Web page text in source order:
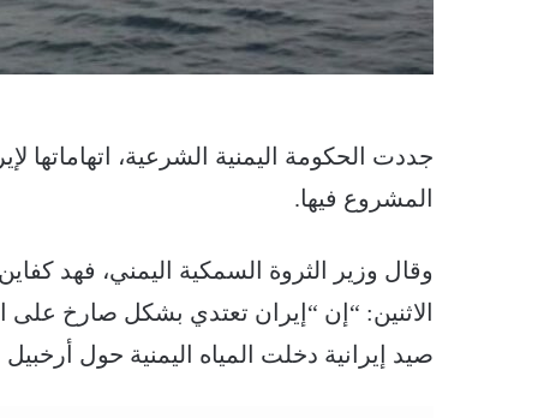
جددت الحكومة اليمنية الشرعية، اتهاماتها
المشروع فيها.
وقال وزير الثروة السمكية اليمني، فهد
صيد إيرانية دخلت المياه اليمنية حول